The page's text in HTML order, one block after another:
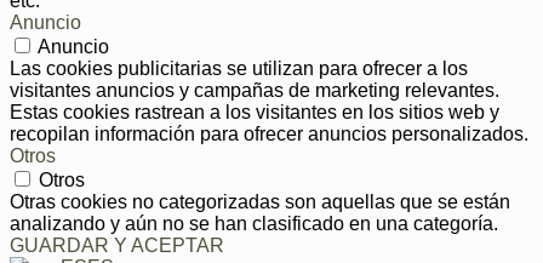
Anuncio
Anuncio
Las cookies publicitarias se utilizan para ofrecer a los
visitantes anuncios y campañas de marketing relevantes.
Estas cookies rastrean a los visitantes en los sitios web y
recopilan información para ofrecer anuncios personalizados.
Otros
Otros
Otras cookies no categorizadas son aquellas que se están
analizando y aún no se han clasificado en una categoría.
GUARDAR Y ACEPTAR